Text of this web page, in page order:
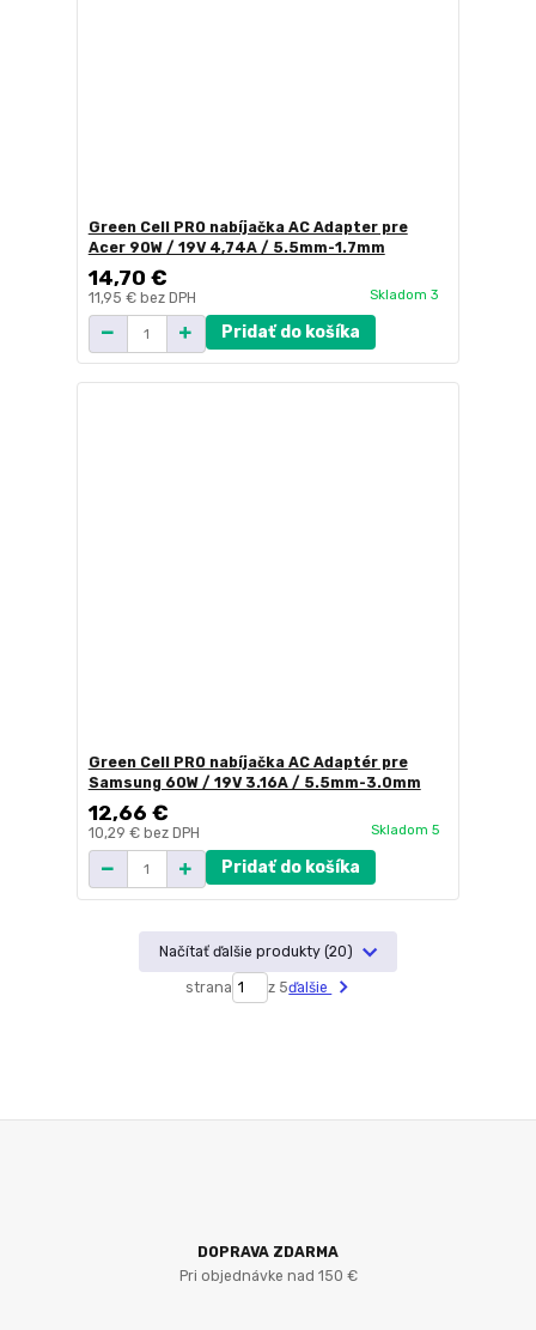
Green Cell PRO nabíjačka AC Adapter pre
Acer 90W / 19V 4,74A / 5.5mm-1.7mm
14,70 €
11,95 € bez DPH Skladom 3
Pridať do košíka
Green Cell PRO nabíjačka AC Adaptér pre
Samsung 60W / 19V 3.16A / 5.5mm-3.0mm
12,66 €
10,29 € bez DPH Skladom 5
Pridať do košíka
Načítať ďalšie produkty (20)
strana z 5ďalšie
DOPRAVA ZDARMA
Pri objednávke nad 150 €